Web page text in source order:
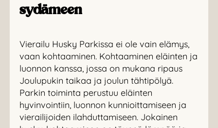
sydämeen
Vierailu Husky Parkissa ei ole vain elämys,
vaan kohtaaminen. Kohtaaminen eläinten ja
luonnon kanssa, jossa on mukana ripaus
Joulupukin taikaa ja joulun tähtipölyä.
Parkin toiminta perustuu eläinten
hyvinvointiin, luonnon kunnioittamiseen ja
vierailijoiden ilahduttamiseen. Jokainen